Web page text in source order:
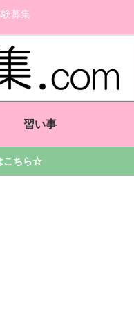
募集
習い事
こちら☆